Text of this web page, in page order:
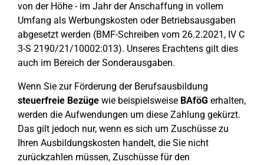
von der Höhe - im Jahr der Anschaffung in vollem
Umfang als Werbungskosten oder Betriebsausgaben
abgesetzt werden (BMF-Schreiben vom 26.2.2021, IV C
3-S 2190/21/10002:013). Unseres Erachtens gilt dies
auch im Bereich der Sonderausgaben.
Wenn Sie zur Förderung der Berufsausbildung
steuerfreie Bezüge wie beispielsweise BAföG erhalten,
werden die Aufwendungen um diese Zahlung gekürzt.
Das gilt jedoch nur, wenn es sich um Zuschüsse zu
Ihren Ausbildungskosten handelt, die Sie nicht
zurückzahlen müssen, Zuschüsse für den